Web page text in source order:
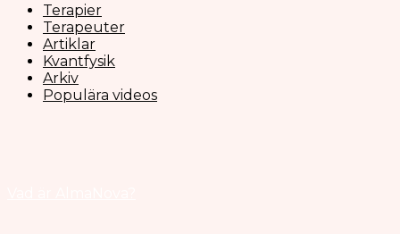
Terapier
Terapeuter
Artiklar
Kvantfysik
Arkiv
Populära videos